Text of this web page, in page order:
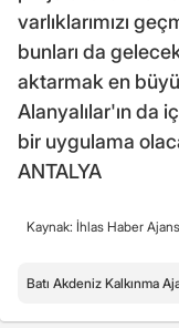
varlıklarımızı
bunları da
aktarmak en
Alanyalılar'ın da
bir uygulama
ANTALYA
Kaynak: İhlas Haber
Batı Akdeniz Kalkınma